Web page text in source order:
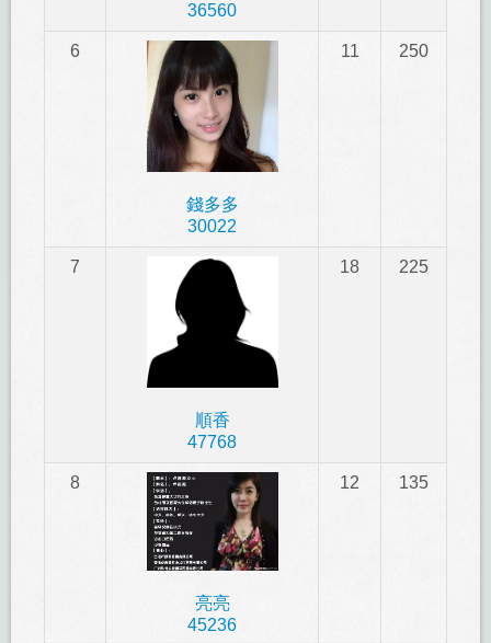
36560
6
錢多多
30022
11 250
7
順香
47768
18 225
8
亮亮
45236
12 135